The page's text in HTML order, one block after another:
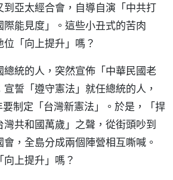
到亞太經合會，自導自演「中共打
能見度」。這些小丑式的苦肉
「向上提升」嗎？
總統的人，突然宣佈「中華民國老
誓「遵守憲法」就任總統的人，
制定「台灣新憲法」。於是，「捍
共和國萬歲」之聲，從街頭吵到
，全島分成兩個陣營相互嘶喊。
上提升」嗎？